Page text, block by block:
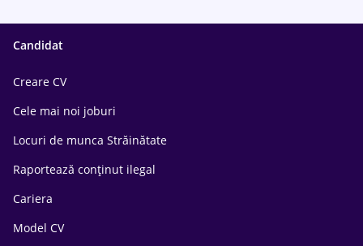
Candidat
Creare CV
Cele mai noi joburi
Locuri de munca Străinătate
Raportează conținut ilegal
Cariera
Model CV